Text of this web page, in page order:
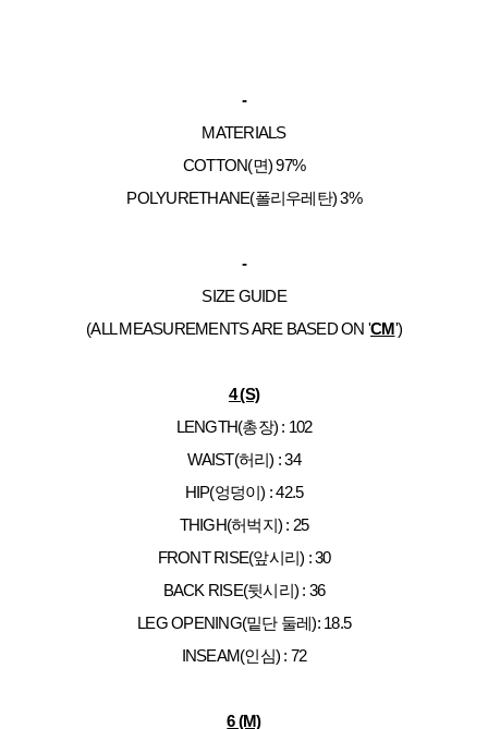
-
MATERIALS
COTTON(면) 97%
POLYURETHANE(폴리우레탄) 3%
-
SIZE GUIDE
(ALL MEASUREMENTS ARE BASED ON 'CM')
4 (S)
LENGTH(총장) : 102
WAIST(허리) : 34
HIP(엉덩이) : 42.5
THIGH(허벅지) : 25
FRONT RISE(앞시리) : 30
BACK RISE(뒷시리) : 36
LEG OPENING(밑단 둘레): 18.5
INSEAM(인심) : 72
6 (M)